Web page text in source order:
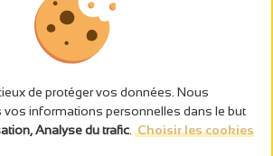
dangereux pour la santé, à consommer avec
de protéger vos données. Nous
vos informations personnelles dans le but
Analyse du trafic Choisir les cookies